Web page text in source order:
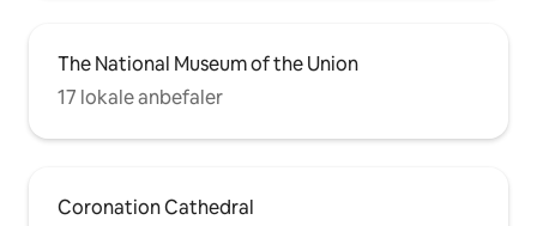
The National Museum of the Union
17 lokale anbefaler
Coronation Cathedral